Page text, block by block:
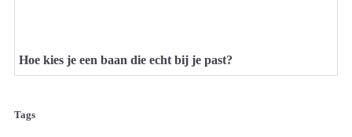
Hoe kies je een baan die echt bij je past?
Tags